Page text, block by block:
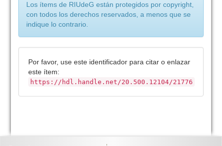
Los ítems de RIUdeG están protegidos por copyright,
con todos los derechos reservados, a menos que se
indique lo contrario.
Por favor, use este identificador para citar o enlazar
este ítem:
https://hdl.handle.net/20.500.12104/21776